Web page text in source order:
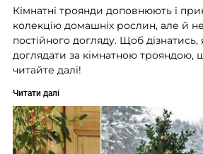
Кімнатні троянди доповнюють і
колекцію домашніх рослин, але й
постійного догляду. Щоб
доглядати за кімнатною трояндою,
читайте далі!
Читати далі